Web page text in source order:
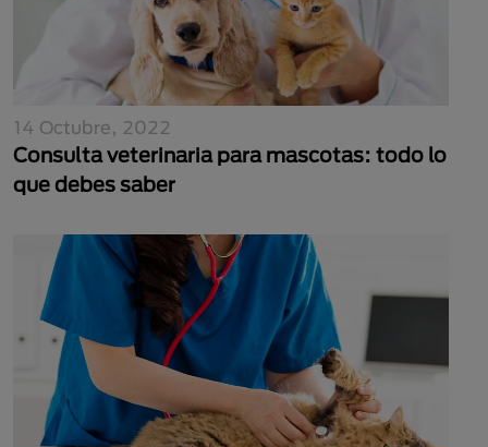
14 Octubre, 2022
Consulta veterinaria para mascotas: todo lo
que debes saber